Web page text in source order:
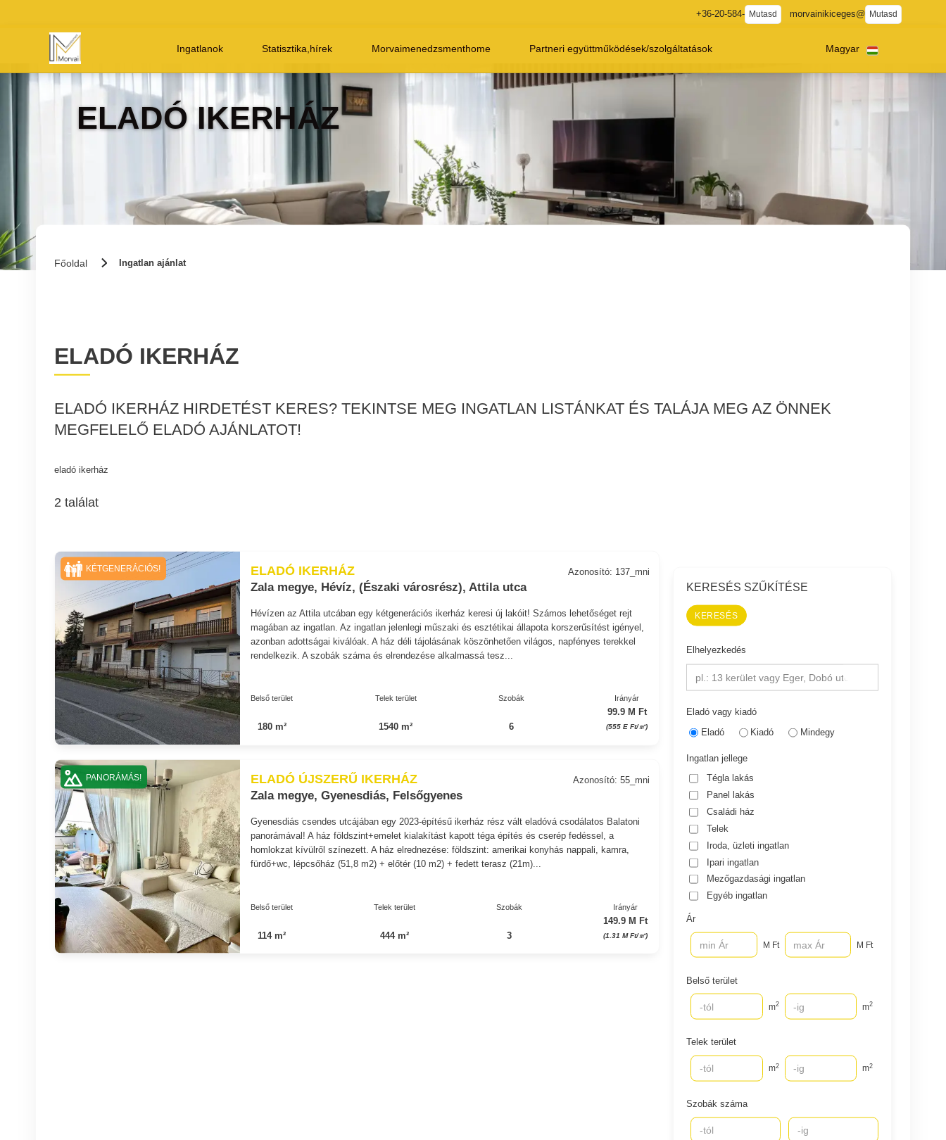
+36-20-584- Mutasd morvainikiceges@ Mutasd
Ingatlanok Statisztika,hírek Morvaimenedzsmenthome Partneri együttműködések/szolgáltatások Magyar
ELADÓ IKERHÁZ
Főoldal Ingatlan ajánlat
ELADÓ IKERHÁZ
ELADÓ IKERHÁZ HIRDETÉST KERES? TEKINTSE MEG INGATLAN LISTÁNKAT ÉS TALÁJA MEG AZ ÖNNEK
MEGFELELŐ ELADÓ AJÁNLATOT!
eladó ikerház
2 találat
ELADÓ IKERHÁZ
Zala megye, Hévíz, (Északi városrész), Attila utca
Azonosító: 137_mni
Hévízen az Attila utcában egy kétgenerációs ikerház keresi új lakóit! Számos lehetőséget rejt
magában az ingatlan. Az ingatlan jelenlegi műszaki és esztétikai állapota korszerűsítést igényel,
azonban adottságai kiválóak. A ház déli tájolásának köszönhetően világos, napfényes terekkel
rendelkezik. A szobák száma és elrendezése alkalmassá tesz...
Belső terület
180 m²
Telek terület
1540 m²
Szobák
6
Irányár
99.9 M Ft
(555 E Ft/㎡)
KÉTGENERÁCIÓS!
ELADÓ ÚJSZERŰ IKERHÁZ
Zala megye, Gyenesdiás, Felsőgyenes
Azonosító: 55_mni
Gyenesdiás csendes utcájában egy 2023-építésű ikerház rész vált eladóvá csodálatos Balatoni
panorámával! A ház földszint+emelet kialakítást kapott téga építés és cserép fedéssel, a
homlokzat kívülről színezett. A ház elrednezése: földszint: amerikai konyhás nappali, kamra,
fürdő+wc, lépcsőház (51,8 m2) + előtér (10 m2) + fedett terasz (21m)...
Belső terület
114 m²
Telek terület
444 m²
Szobák
3
Irányár
149.9 M Ft
(1.31 M Ft/㎡)
PANORÁMÁS!
KERESÉS SZŰKÍTÉSE
Elhelyezkedés
pl.: 13 kerület vagy Eger, Dobó utca
Eladó vagy kiadó
Eladó
Kiadó Mindegy
Ingatlan jellege
Tégla lakás
Panel lakás
Családi ház
Telek
Iroda, üzleti ingatlan
Ipari ingatlan
Mezőgazdasági ingatlan
Egyéb ingatlan
Ár
M Ft M Ft
Belső terület
m2 m2
Telek terület
m2 m2
Szobák száma